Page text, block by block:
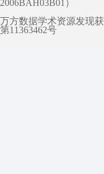
2006BAH03B01）
万方数据学术资源发现
第11363462号